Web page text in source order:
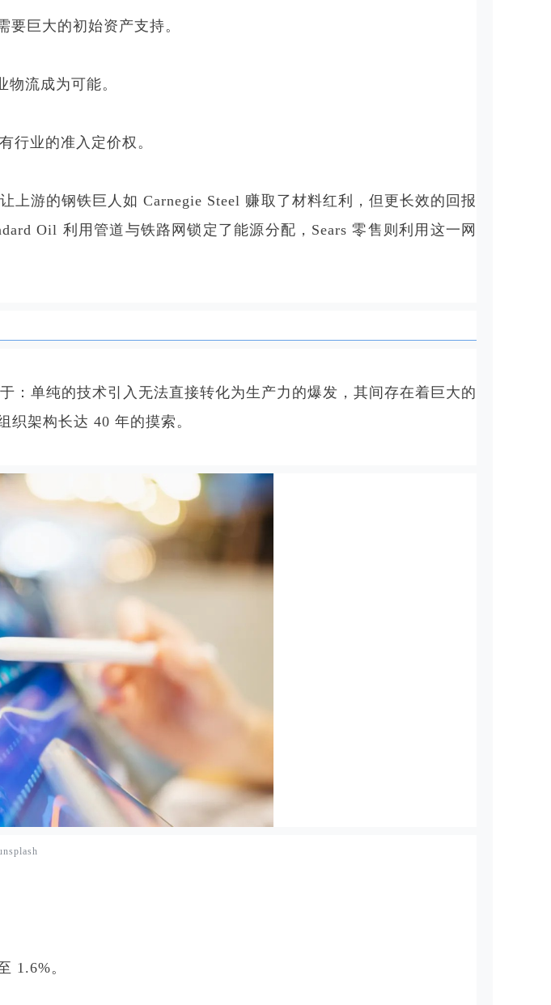
巨大的初始资产支持。
流成为可能。
行业的准入定价权。
游的钢铁巨人如 Carnegie Steel 赚取了材料红利，但更长效的回报
Oil 利用管道与铁路网锁定了能源分配，Sears 零售则利用这一网
：单纯的技术引入无法直接转化为生产力的爆发，其间存在着巨大的
架构长达 40 年的摸索。
1.6%。